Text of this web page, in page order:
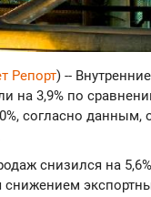
Репорт) --
на 3,9% по
согласно
снизился на
снижением